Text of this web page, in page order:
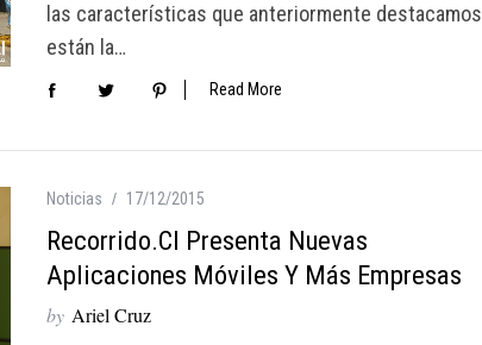
las características que anteriormente destacamos
están la…
Read More
Noticias 17/12/2015
Recorrido.cl Presenta Nuevas
Aplicaciones Móviles Y Más Empresas
by Ariel Cruz